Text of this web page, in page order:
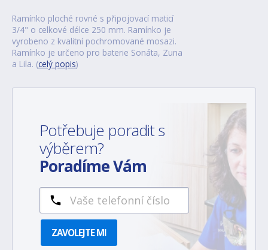
Ramínko ploché rovné s připojovací maticí
3/4" o celkové délce 250 mm. Ramínko je
vyrobeno z kvalitní pochromované mosazi.
Ramínko je určeno pro baterie Sonáta, Zuna
a Lila. (celý popis)
Potřebuje poradit s
výběrem?
Poradíme Vám
ZAVOLEJTE MI